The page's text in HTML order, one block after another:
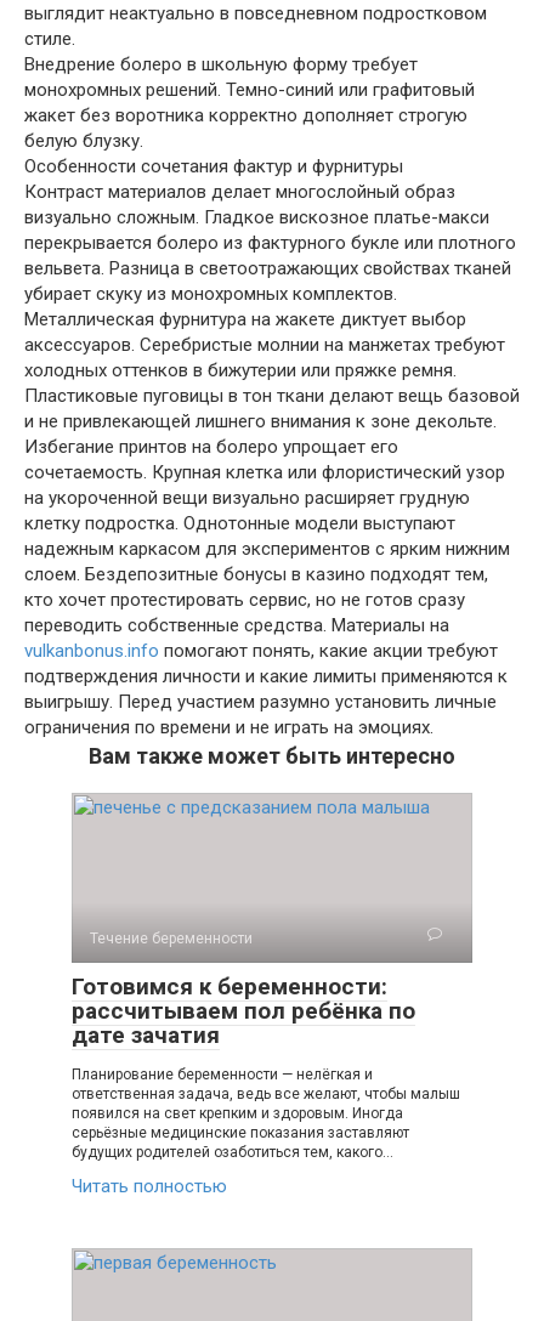
выглядит неактуально в повседневном подростковом
стиле.
Внедрение болеро в школьную форму требует
монохромных решений. Темно-синий или графитовый
жакет без воротника корректно дополняет строгую
белую блузку.
Особенности сочетания фактур и фурнитуры
Контраст материалов делает многослойный образ
визуально сложным. Гладкое вискозное платье-макси
перекрывается болеро из фактурного букле или плотного
вельвета. Разница в светоотражающих свойствах тканей
убирает скуку из монохромных комплектов.
Металлическая фурнитура на жакете диктует выбор
аксессуаров. Серебристые молнии на манжетах требуют
холодных оттенков в бижутерии или пряжке ремня.
Пластиковые пуговицы в тон ткани делают вещь базовой
и не привлекающей лишнего внимания к зоне декольте.
Избегание принтов на болеро упрощает его
сочетаемость. Крупная клетка или флористический узор
на укороченной вещи визуально расширяет грудную
клетку подростка. Однотонные модели выступают
надежным каркасом для экспериментов с ярким нижним
слоем. Бездепозитные бонусы в казино подходят тем,
кто хочет протестировать сервис, но не готов сразу
переводить собственные средства. Материалы на
vulkanbonus.info помогают понять, какие акции требуют
подтверждения личности и какие лимиты применяются к
выигрышу. Перед участием разумно установить личные
ограничения по времени и не играть на эмоциях.
Вам также может быть интересно
Течение беременности
Готовимся к беременности:
рассчитываем пол ребёнка по
дате зачатия
Планирование беременности — нелёгкая и
ответственная задача, ведь все желают, чтобы малыш
появился на свет крепким и здоровым. Иногда
серьёзные медицинские показания заставляют
будущих родителей озаботиться тем, какого…
Читать полностью